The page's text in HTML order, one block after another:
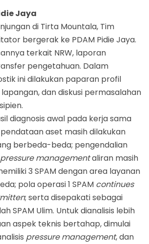
Jaya
di Tirta Mountala, Tim
bergerak ke PDAM Pidie Jaya.
nya terkait NRW, laporan
pengetahuan. Dalam
ini dilakukan paparan profil
lapangan,dan diskusi permasalahan
diagnosis awal pada kerja sama
pendataan aset masih dilakukan
berbeda-beda; pengendalian
pressure managementaliran masih
emiliki 3 SPAM dengan area layanan
pola operasi 1 SPAM continues
;serta disepakati sebagai
SPAM Ulim. Untuk dianalisis lebih
aspek teknis bertahap,dimulai
pressure management,dan